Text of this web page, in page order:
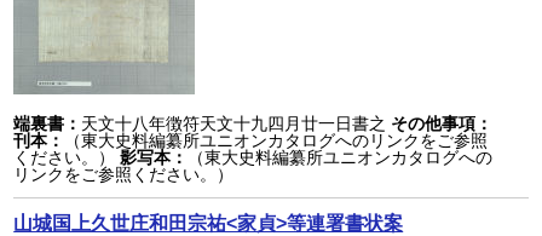
端裏書： 天文十八年徴符天文十九四月廿一日書之 その他事項：
刊本：
（東大史料編纂所ユニオンカタログへのリンクをご参照
ください。）
影写本：
（東大史料編纂所ユニオンカタログへの
リンクをご参照ください。）
山城国上久世庄和田宗祐<家貞>等連署書状案